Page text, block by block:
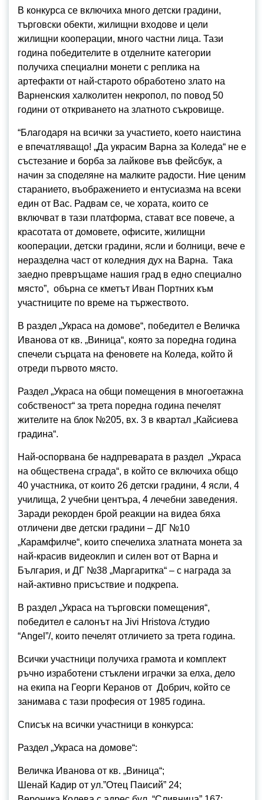
В конкурса се включиха много детски градини,
търговски обекти, жилищни входове и цели
жилищни кооперации, много частни лица. Тази
година победителите в отделните категории
получиха специални монети с реплика на
артефакти от най-старото обработено злато на
Варненския халколитен некропол, по повод 50
години от откриването на златното съкровище.
“Благодаря на всички за участието, което наистина
е впечатляващо! „Да украсим Варна за Коледа“ не е
състезание и борба за лайкове във фейсбук, а
начин за споделяне на малките радости. Ние ценим
старанието, въображението и ентусиазма на всеки
един от Вас. Радвам се, че хората, които се
включват в тази платформа, стават все повече, а
красотата от домовете, офисите, жилищни
кооперации, детски градини, ясли и болници, вече e
неразделна част от коледния дух на Варна. Така
заедно превръщаме нашия град в едно специално
място”, обърна се кметът Иван Портних към
участниците по време на тържеството.
В раздел „Украса на домове“, победител е Величка
Иванова от кв. „Виница“, която за поредна година
спечели сърцата на феновете на Коледа, който й
отреди първото място.
Раздел „Украса на общи помещения в многоетажна
собственост“ за трета поредна година печелят
жителите на блок №205, вх. 3 в квартал „Кайсиева
градина“.
Най-оспорвана бе надпреварата в раздел „Украса
на обществена сграда“, в който се включиха общо
40 участника, от които 26 детски градини, 4 ясли, 4
училища, 2 учебни центъра, 4 лечебни заведения.
Заради рекорден брой реакции на видеа бяха
отличени две детски градини – ДГ №10
„Карамфилче“, които спечелиха златната монета за
най-красив видеоклип и силен вот от Варна и
България, и ДГ №38 „Маргаритка“ – с награда за
най-активно присъствие и подкрепа.
В раздел „Украса на търговски помещения“,
победител е салонът на Jivi Hristova /студио
“Angel”/, които печелят отличието за трета година.
Всички участници получиха грамота и комплект
ръчно изработени стъклени играчки за елха, дело
на екипа на Георги Керанов от Добрич, който се
занимава с тази професия от 1985 година.
Списък на всички участници в конкурса:
Раздел „Украса на домове“:
Величка Иванова от кв. „Виница“;
Шенай Кадир от ул.”Отец Паисий” 24;